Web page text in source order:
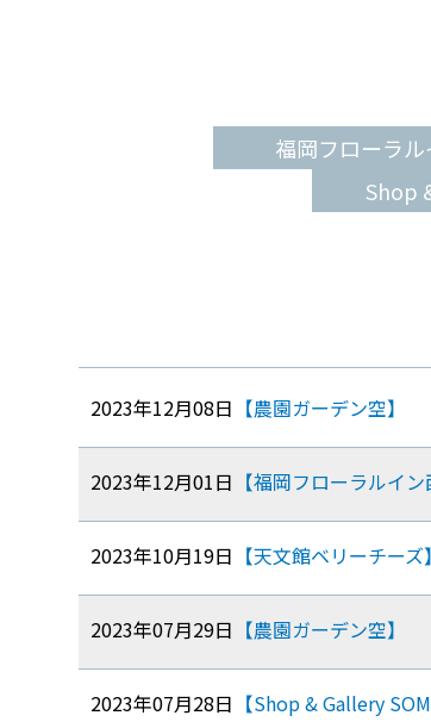
福岡フローラ
Shop
2023年12月08日 【農園ガーデン空】
2023年12月01日 【福岡フローラルイ
2023年10月19日 【天文館ベリーチーズ
2023年07月29日 【農園ガーデン空】
2023年07月28日 【Shop & Gallery